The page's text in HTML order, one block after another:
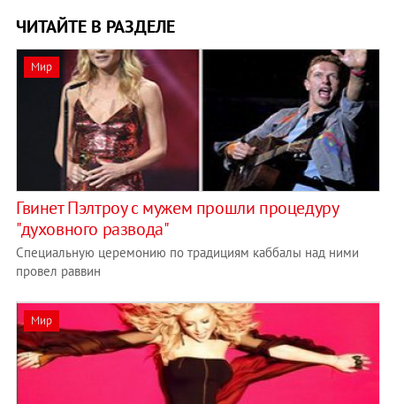
ЧИТАЙТЕ В РАЗДЕЛЕ
Мир
Гвинет Пэлтроу с мужем прошли процедуру
"духовного развода"
Специальную церемонию по традициям каббалы над ними
провел раввин
Мир